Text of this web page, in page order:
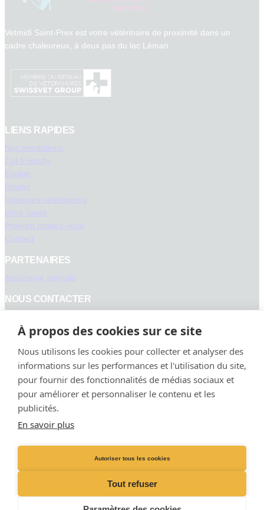
À propos des cookies sur ce site
Nous utilisons les cookies pour collecter et analyser des
informations sur les performances et l'utilisation du site,
pour fournir des fonctionnalités de médias sociaux et
pour améliorer et personnaliser le contenu et les
publicités.
En savoir plus
Autoriser tous les cookies
Tout refuser
Vetmidi Saint-Prex est votre vétérinaire de proximité dans un
cadre chaleureux, à deux pas du lac Léman.
LIENS RAPIDES
Nos prestations
Cat-Friendly
Équipe
Emploi
Urgences vétérinaires
Infos Santé
Prendre rendez-vous
Contact
PARTENAIRES
Assurance animale
NOUS CONTACTER
Uniquement sur RDV :
Lundi à vendredi : 8h – 18h
Cabinet Vétérinaire
Rue du pont-levis 2,
1162 Saint-Prex
Instagram
© Copyright 2026 – Vetmidi Saint-Prex. Tous droits réservés parSwissvet